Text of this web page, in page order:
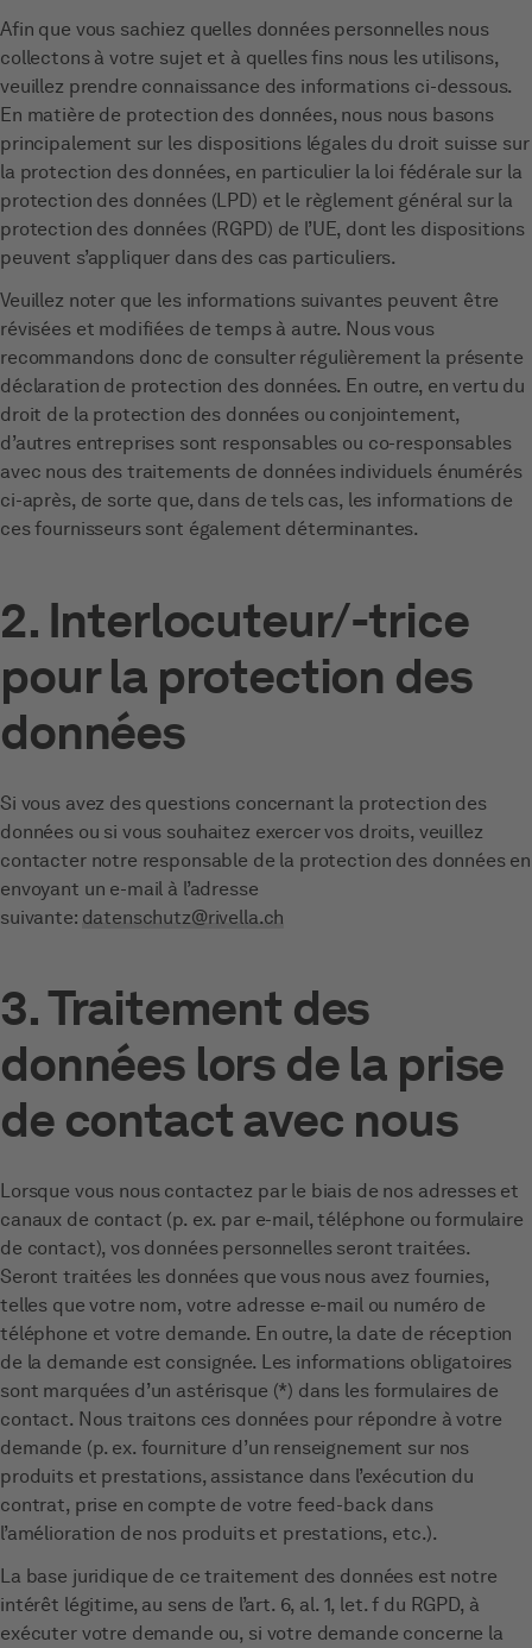
Afin que vous sachiez quelles données personnelles nous
collectons à votre sujet et à quelles fins nous les utilisons,
veuillez prendre connaissance des informations ci-dessous.
En matière de protection des données, nous nous basons
principalement sur les dispositions légales du droit suisse sur
la protection des données, en particulier la loi fédérale sur la
protection des données (LPD) et le règlement général sur la
protection des données (RGPD) de l’UE, dont les dispositions
peuvent s’appliquer dans des cas particuliers.
Veuillez noter que les informations suivantes peuvent être
révisées et modifiées de temps à autre. Nous vous
recommandons donc de consulter régulièrement la présente
déclaration de protection des données. En outre, en vertu du
droit de la protection des données ou conjointement,
d’autres entreprises sont responsables ou co-responsables
avec nous des traitements de données individuels énumérés
ci-après, de sorte que, dans de tels cas, les informations de
ces fournisseurs sont également déterminantes.
2. Interlocuteur/-trice
pour la protection des
données
Si vous avez des questions concernant la protection des
données ou si vous souhaitez exercer vos droits, veuillez
contacter notre responsable de la protection des données en
envoyant un e-mail à l’adresse
suivante: datenschutz@rivella.ch
3. Traitement des
données lors de la prise
de contact avec nous
Lorsque vous nous contactez par le biais de nos adresses et
canaux de contact (p. ex. par e-mail, téléphone ou formulaire
de contact), vos données personnelles seront traitées.
Seront traitées les données que vous nous avez fournies,
telles que votre nom, votre adresse e-mail ou numéro de
téléphone et votre demande. En outre, la date de réception
de la demande est consignée. Les informations obligatoires
sont marquées d’un astérisque (*) dans les formulaires de
contact. Nous traitons ces données pour répondre à votre
demande (p. ex. fourniture d’un renseignement sur nos
produits et prestations, assistance dans l’exécution du
contrat, prise en compte de votre feed-back dans
l’amélioration de nos produits et prestations, etc.).
La base juridique de ce traitement des données est notre
intérêt légitime, au sens de l’art. 6, al. 1, let. f du RGPD, à
exécuter votre demande ou, si votre demande concerne la